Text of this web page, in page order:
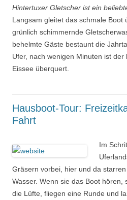
Hintertuxer Gletscher ist ein
Langsam gleitet das schmale Boot
grünlich schimmernde
behelmte Gäste bestaunt die
Ufer, nach wenigen Minuten ist
Eissee überquert.
Hausboot-Tour:
Fahrt
Im
Gräsern vorbei, hier und da
Wasser. Wenn sie das Boot hören,
die Lüfte, fliegen eine Runde und